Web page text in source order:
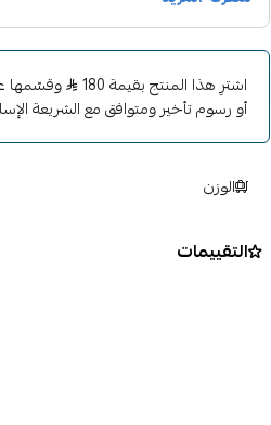
اشترِ هذا المنتج بقيمة 180
أو رسوم تأخير ومتوافق مع الشريعة
الوزن
التقييمات